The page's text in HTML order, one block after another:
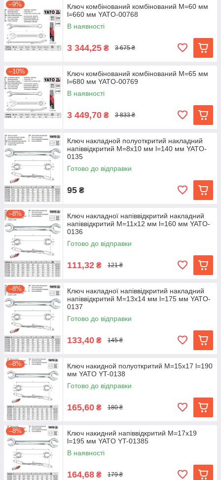
–9%
Ключ комбінований комбінований М=60 мм
l=660 мм YATO-00768
В наявності
3 344,25 ₴ 3 675 ₴
–10%
Ключ комбінований комбінований М=65 мм
l=680 мм YATO-00769
В наявності
3 449,70 ₴ 3 833 ₴
Ключ накладной полуоткритий накладний
напіввідкритий М=8х10 мм l=140 мм YATO-
0135
Готово до відправки
95 ₴
–8%
Ключ накладної напіввідкритий накладний
напіввідкритий М=11х12 мм l=160 мм YATO-
0136
Готово до відправки
111,32 ₴ 121 ₴
–8%
Ключ накладної напіввідкритий накладний
напіввідкритий М=13х14 мм l=175 мм YATO-
0137
Готово до відправки
133,40 ₴ 145 ₴
–8%
Ключ накидной полуоткритий М=15х17 l=190
мм YATO YT-0138
Готово до відправки
165,60 ₴ 180 ₴
–8%
Ключ накидний напіввідкритий М=17х19
l=195 мм YATO YT-01385
В наявності
164,68 ₴ 179 ₴